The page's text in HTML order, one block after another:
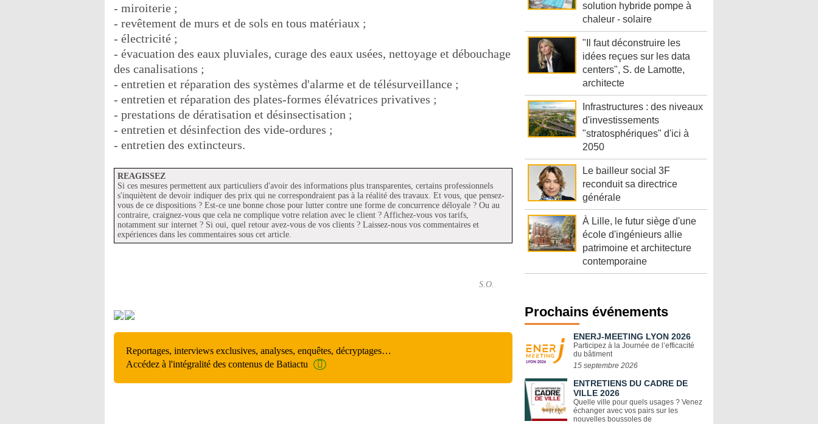
- miroiterie ;
- revêtement de murs et de sols en tous matériaux ;
- électricité ;
- évacuation des eaux pluviales, curage des eaux usées, nettoyage et débouchage
des canalisations ;
- entretien et réparation des systèmes d'alarme et de télésurveillance ;
- entretien et réparation des plates-formes élévatrices privatives ;
- prestations de dératisation et désinsectisation ;
- entretien et désinfection des vide-ordures ;
- entretien des extincteurs.
REAGISSEZ
Si ces mesures permettent aux particuliers d'avoir des informations plus transparentes, certains professionnels
s'inquiètent de devoir indiquer des prix qui ne correspondraient pas à la réalité des travaux. Et vous, que pensez-
vous de ce dispositions ? Est-ce une bonne chose pour lutter contre une forme de concurrence déloyale ? Ou au
contraire, craignez-vous que cela ne complique votre relation avec le client ? Affichez-vous vos tarifs,
notamment sur internet ? Si oui, quel retour avez-vous de vos clients ? Laissez-nous vos commentaires et
expériences dans les commentaires sous cet article.
S.O.
Reportages, interviews exclusives, analyses, enquêtes, décryptages…
Accédez à l'intégralité des contenus de Batiactu
solution hybride pompe à
chaleur - solaire
"Il faut déconstruire les
idées reçues sur les data
centers", S. de Lamotte,
architecte
Infrastructures : des niveaux
d'investissements
"stratosphériques" d'ici à
2050
Le bailleur social 3F
reconduit sa directrice
générale
À Lille, le futur siège d'une
école d'ingénieurs allie
patrimoine et architecture
contemporaine
Prochains événements
ENERJ-MEETING LYON 2026
Participez à la Journée de l’efficacité
du bâtiment
15 septembre 2026
ENTRETIENS DU CADRE DE
VILLE 2026
Quelle ville pour quels usages ? Venez
échanger avec vos pairs sur les
nouvelles boussoles de